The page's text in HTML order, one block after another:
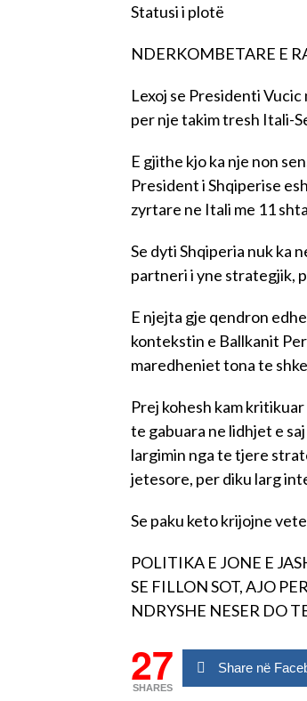
Statusi i plotë
NDERKOMBETARE E
Lexoj se Presidenti Vucic
per nje takim tresh Itali-
E gjithe kjo ka nje non
President i Shqiperise
zyrtare ne Itali me 11
Se dyti Shqiperia nuk ka
partneri i yne strategjik,
E njejta gje qendron
kontekstin e Ballkanit
maredheniet tona te
Prej kohesh kam
te gabuara ne lidhjet e
largimin nga te tjere
jetesore, per diku larg
Se paku keto krijojne
POLITIKA E JONE E
SE FILLON SOT, AJO
NDRYSHE NESER DO
27
SHARES
Share në